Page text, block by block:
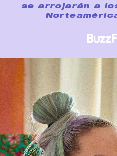
se arrojarán a